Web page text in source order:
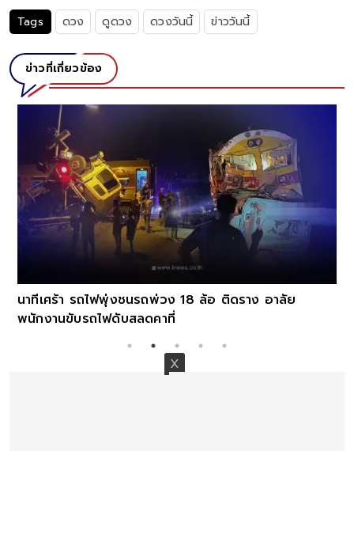
Tags ดวง ดูดวง ดวงวันนี้ ข่าววันนี้
ข่าวที่เกี่ยวข้อง
นาทีเศร้า รถไฟพุ่งชนรถพ่วง 18 ล้อ ติดราง อาลัย
พนักงานขับรถไฟดับสลดคาที่